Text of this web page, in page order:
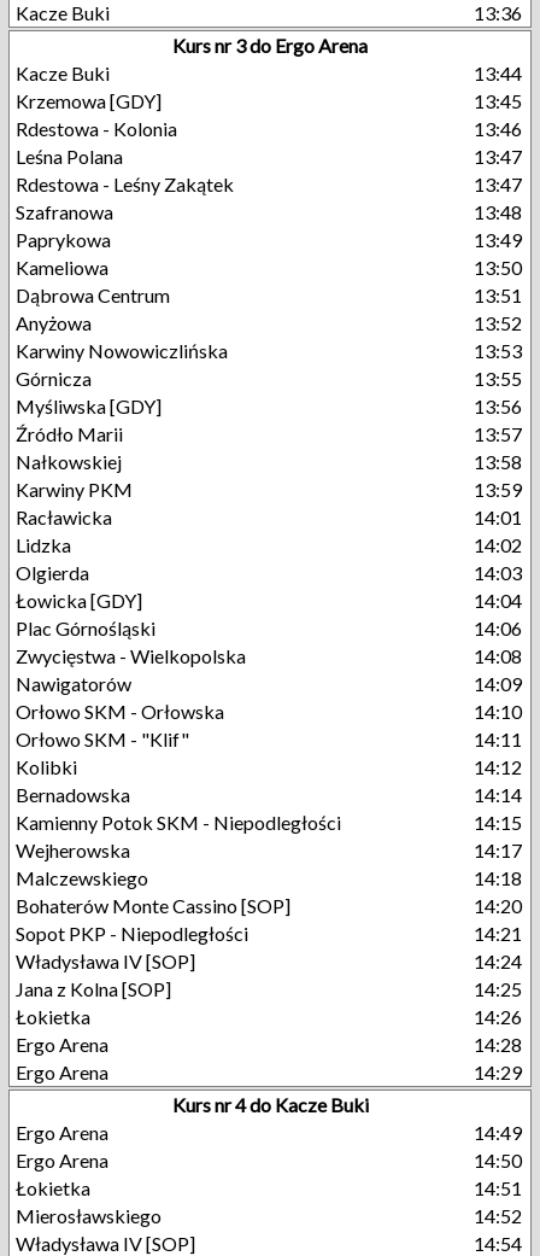
Kacze Buki
13:36
Kurs nr 3 do Ergo Arena
Kacze Buki
13:44
Krzemowa [GDY]
13:45
Rdestowa - Kolonia
13:46
Leśna Polana
13:47
Rdestowa - Leśny Zakątek
13:47
Szafranowa
13:48
Paprykowa
13:49
Kameliowa
13:50
Dąbrowa Centrum
13:51
Anyżowa
13:52
Karwiny Nowowiczlińska
13:53
Górnicza
13:55
Myśliwska [GDY]
13:56
Źródło Marii
13:57
Nałkowskiej
13:58
Karwiny PKM
13:59
Racławicka
14:01
Lidzka
14:02
Olgierda
14:03
Łowicka [GDY]
14:04
Plac Górnośląski
14:06
Zwycięstwa - Wielkopolska
14:08
Nawigatorów
14:09
Orłowo SKM - Orłowska
14:10
Orłowo SKM - "Klif"
14:11
Kolibki
14:12
Bernadowska
14:14
Kamienny Potok SKM - Niepodległości
14:15
Wejherowska
14:17
Malczewskiego
14:18
Bohaterów Monte Cassino [SOP]
14:20
Sopot PKP - Niepodległości
14:21
Władysława IV [SOP]
14:24
Jana z Kolna [SOP]
14:25
Łokietka
14:26
Ergo Arena
14:28
Ergo Arena
14:29
Kurs nr 4 do Kacze Buki
Ergo Arena
14:49
Ergo Arena
14:50
Łokietka
14:51
Mierosławskiego
14:52
Władysława IV [SOP]
14:54